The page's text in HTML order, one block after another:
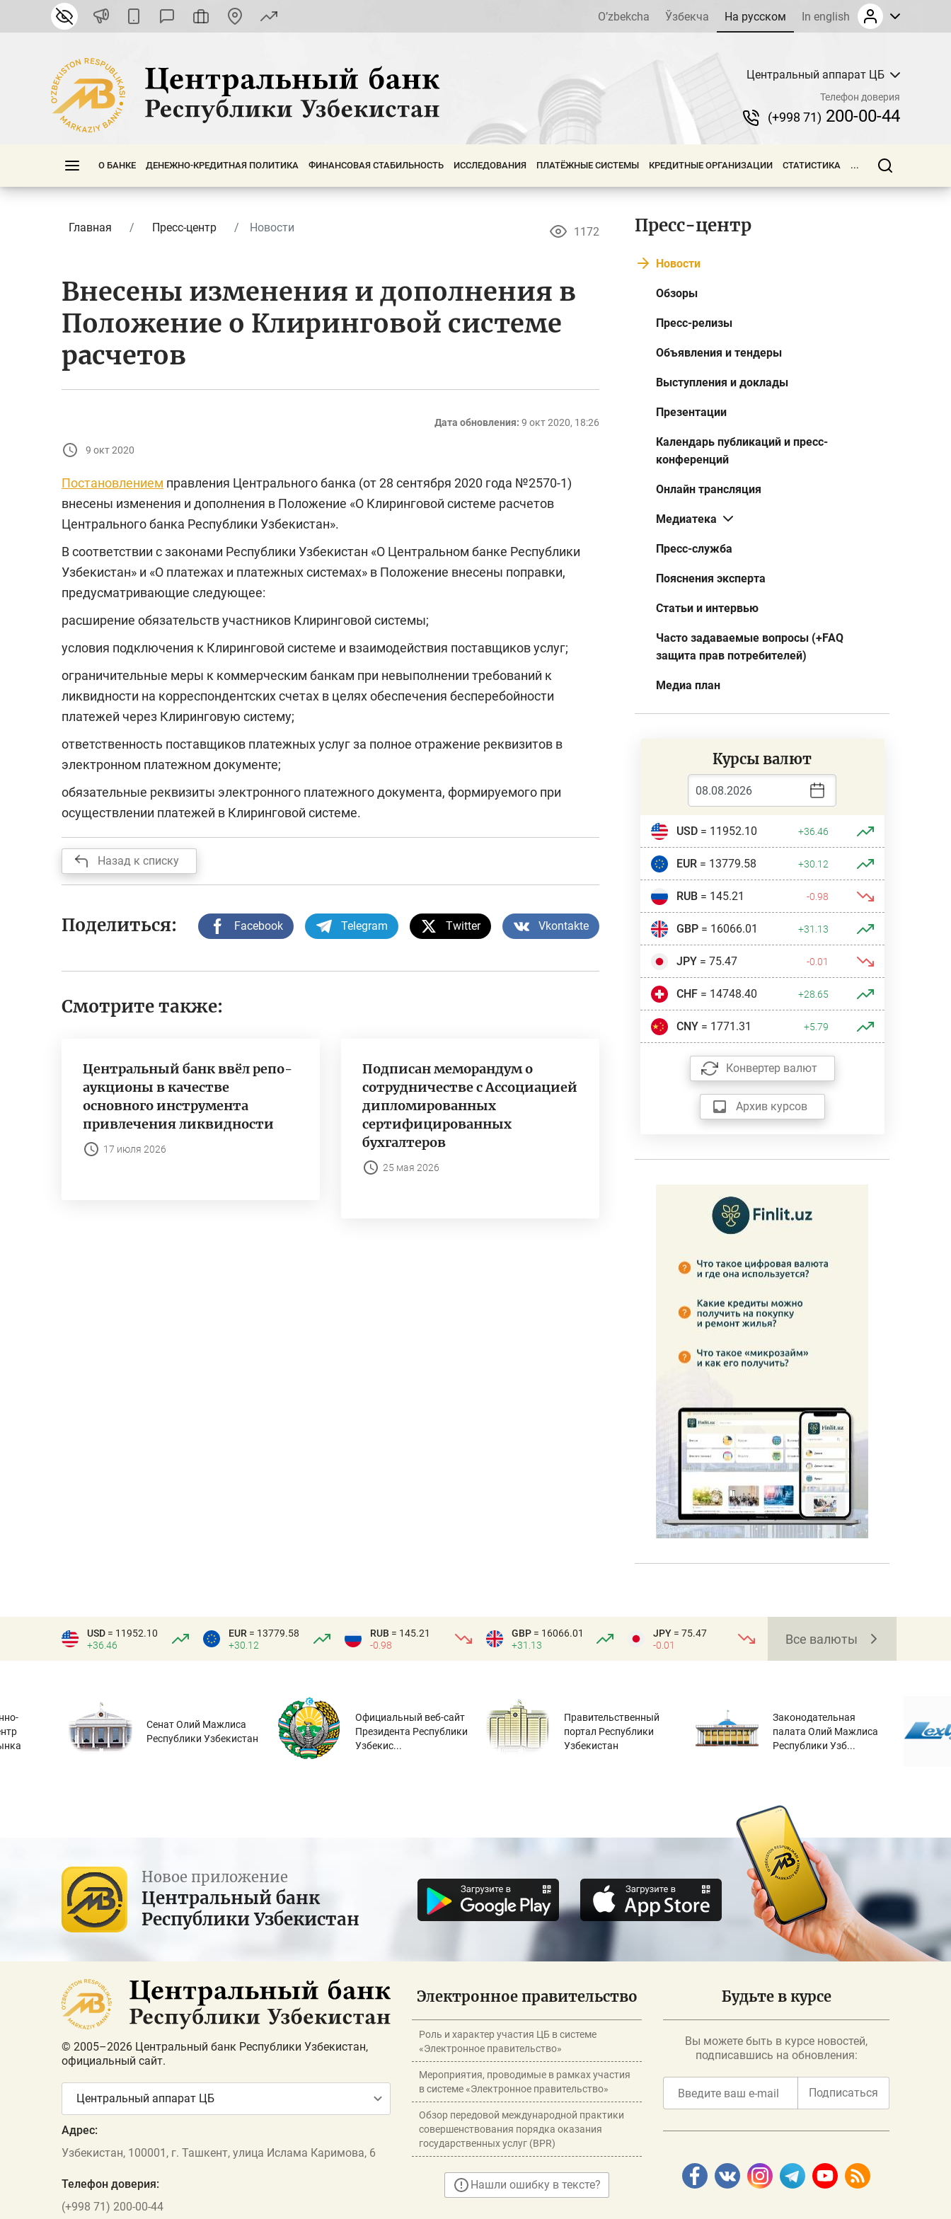
O’zbekcha Ўзбекча На русском In english
Центральный аппарат ЦБ
Телефон доверия
(+998 71) 200-00-44
О БАНКЕ ДЕНЕЖНО-КРЕДИТНАЯ ПОЛИТИКА ФИНАНСОВАЯ СТАБИЛЬНОСТЬ ИССЛЕДОВАНИЯ ПЛАТЁЖНЫЕ СИСТЕМЫ КРЕДИТНЫЕ ОРГАНИЗАЦИИ СТАТИСТИКА ...
Главная Пресс-центр Новости 1172
Внесены изменения и дополнения в
Положение о Клиринговой системе
расчетов
Дата обновления: 9 окт 2020, 18:26
9 окт 2020
Постановлением правления Центрального банка (от 28 сентября 2020 года №2570-1)
внесены изменения и дополнения в Положение «О Клиринговой системе расчетов
Центрального банка Республики Узбекистан».
В соответствии с законами Республики Узбекистан «О Центральном банке Республики
Узбекистан» и «О платежах и платежных системах» в Положение внесены поправки,
предусматривающие следующее:
расширение обязательств участников Клиринговой системы;
условия подключения к Клиринговой системе и взаимодействия поставщиков услуг;
ограничительные меры к коммерческим банкам при невыполнении требований к
ликвидности на корреспондентских счетах в целях обеспечения бесперебойности
платежей через Клиринговую систему;
ответственность поставщиков платежных услуг за полное отражение реквизитов в
электронном платежном документе;
обязательные реквизиты электронного платежного документа, формируемого при
осуществлении платежей в Клиринговой системе.
Назад к списку
Поделиться: Facebook Telegram Twitter Vkontakte
Смотрите также:
Центральный банк ввёл репо-
аукционы в качестве
основного инструмента
привлечения ликвидности
17 июля 2026
Подписан меморандум о
сотрудничестве с Ассоциацией
дипломированных
сертифицированных
бухгалтеров
25 мая 2026
Пресс-центр
Новости
Обзоры
Пресс-релизы
Объявления и тендеры
Выступления и доклады
Презентации
Календарь публикаций и пресс-
конференций
Онлайн трансляция
Медиатека
Пресс-служба
Пояснения эксперта
Статьи и интервью
Часто задаваемые вопросы (+FAQ
защита прав потребителей)
Медиа план
Курсы валют
USD= 11952.10 +36.46
EUR= 13779.58 +30.12
RUB= 145.21 -0.98
GBP= 16066.01 +31.13
JPY= 75.47 -0.01
CHF= 14748.40 +28.65
CNY= 1771.31 +5.79
Конвертер валют
Архив курсов
USD = 11952.10
+36.46
EUR = 13779.58
+30.12
RUB = 145.21
-0.98
GBP = 16066.01
+31.13
JPY = 75.47
-0.01
Все валюты
Сенат Олий Мажлиса
Республики Узбекистан
Официальный веб-сайт
Президента Республики
Узбекис...
Правительственный
портал Республики
Узбекистан
Законодательная
палата Олий Мажлиса
Республики Узб...
Новое приложение
Центральный банк
Республики Узбекистан
© 2005–2026 Центральный банк Республики Узбекистан,
официальный сайт.
Центральный аппарат ЦБ
Адрес:
Узбекистан, 100001, г. Ташкент, улица Ислама Каримова, 6
Телефон доверия:
(+998 71) 200-00-44
Электронное правительство
Роль и характер участия ЦБ в системе
«Электронное правительство»
Мероприятия, проводимые в рамках участия
в системе «Электронное правительство»
Обзор передовой международной практики
совершенствования порядка оказания
государственных услуг (BPR)
Нашли ошибку в тексте?
Будьте в курсе
Вы можете быть в курсе новостей,
подписавшись на обновления:
Подписаться